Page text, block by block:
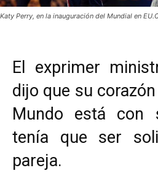
Katy Perry, en la inauguración del Mundial en
El exprimer
dijo que su corazón
Mundo está con
tenía que ser
pareja.